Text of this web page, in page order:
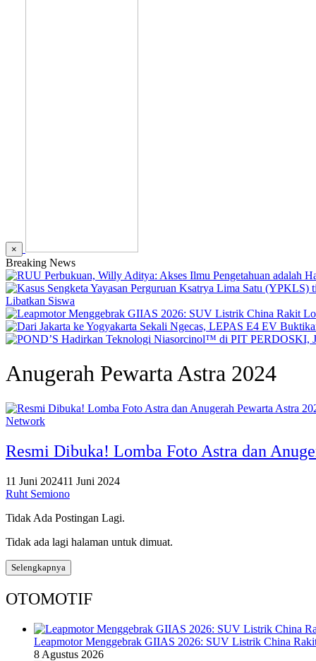
×
Breaking News
Libatkan Siswa
Anugerah Pewarta Astra 2024
Network
Resmi Dibuka! Lomba Foto Astra dan
11 Juni 202411 Juni 2024
Ruht Semiono
Tidak Ada Postingan Lagi.
Tidak ada lagi halaman untuk dimuat.
Selengkapnya
OTOMOTIF
Leapmotor Menggebrak GIIAS 2026: SUV Listrik China
8 Agustus 2026